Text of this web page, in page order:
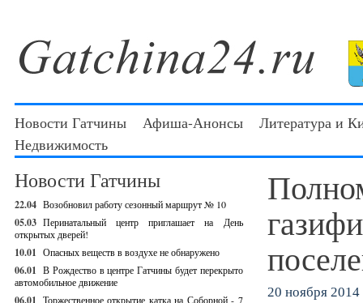
Новости Гатчины Афиша-Анонсы
Литература и
Недвижимость
Новости Гатчины
22.04 Возобновил работу сезонный маршрут № 10
05.03 Перинатальный центр приглашает на День
открытых дверей!
10.01 Опасных веществ в воздухе не обнаружено
06.01 В Рождество в центре Гатчины будет перекрыто
автомобильное движение
06.01 Торжественное открытие катка на Соборной - 7
20 ноября 2014